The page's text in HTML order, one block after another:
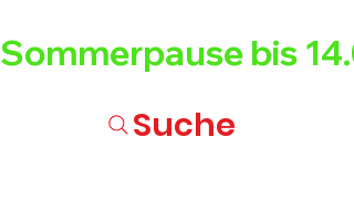
Sommerpause bis
Suche